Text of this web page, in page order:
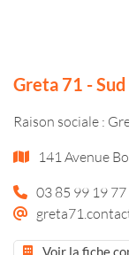
Greta 71 -
Raison sociale :
141 Avenue
03 85 99 19 77
Voir la fiche